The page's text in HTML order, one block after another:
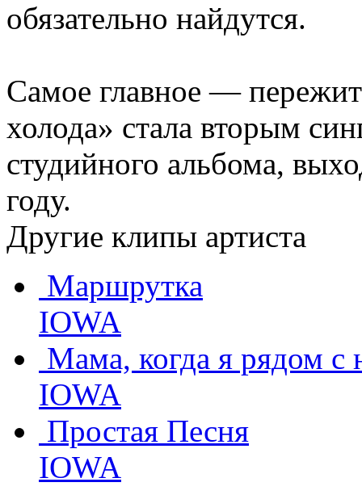
обязательно найдутся.
Самое главное —
холода» стала вторым
студийного альбома,
году.
Другие клипы артиста
Маршрутка
IOWA
Мама, когда я рядом с
IOWA
Простая Песня
IOWA